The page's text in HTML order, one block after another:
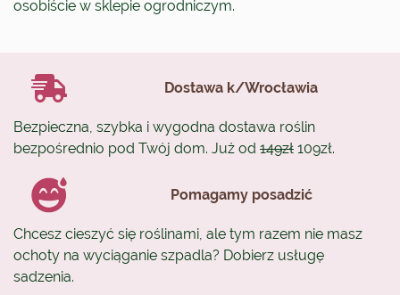
osobiście w sklepie ogrodniczym.
Dostawa k/Wrocławia
Bezpieczna, szybka i wygodna dostawa roślin
bezpośrednio pod Twój dom. Już od 149zł 109zł.
Pomagamy posadzić
Chcesz cieszyć się roślinami, ale tym razem nie masz
ochoty na wyciąganie szpadla? Dobierz usługę
sadzenia.